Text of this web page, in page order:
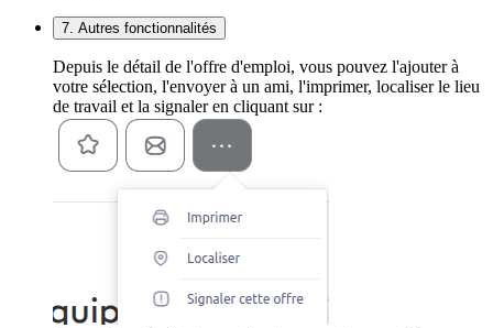
7. Autres fonctionnalités
Depuis le détail de l'offre d'emploi, vous pouvez l'ajouter à
votre sélection, l'envoyer à un ami, l'imprimer, localiser le lieu
de travail et la signaler en cliquant sur :